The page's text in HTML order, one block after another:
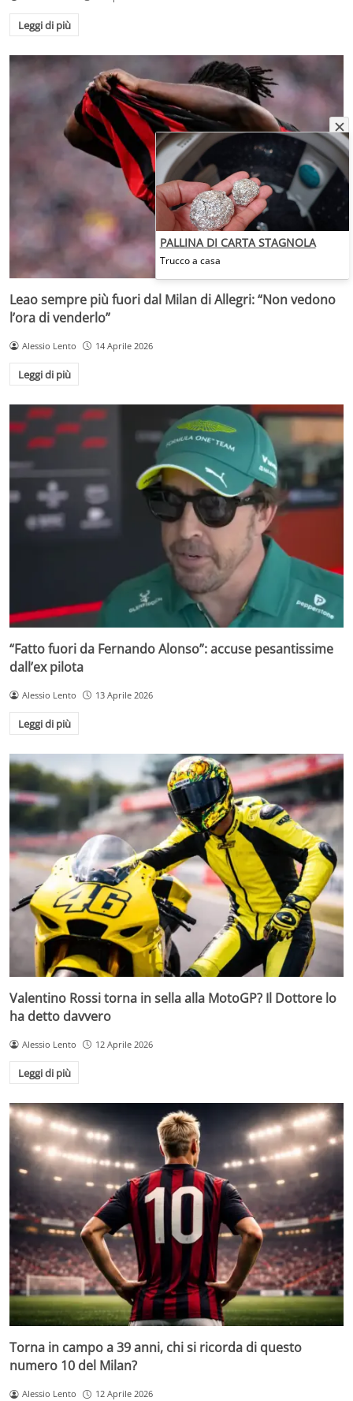
Leggi di più
Leao sempre più fuori dal Milan di Allegri: “Non vedono
l’ora di venderlo”
Alessio Lento 14 Aprile 2026
Leggi di più
“Fatto fuori da Fernando Alonso”: accuse pesantissime
dall’ex pilota
Alessio Lento 13 Aprile 2026
Leggi di più
Valentino Rossi torna in sella alla MotoGP? Il Dottore lo
ha detto davvero
Alessio Lento 12 Aprile 2026
Leggi di più
Torna in campo a 39 anni, chi si ricorda di questo
numero 10 del Milan?
Alessio Lento 12 Aprile 2026
PALLINA DI CARTA STAGNOLA
Trucco a casa